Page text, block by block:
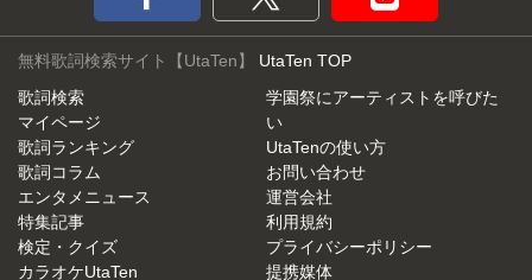
無料歌詞検索サイト【UtaTen】 UtaTen TOP
歌詞検索
マイページ
歌詞ランキング
歌詞コラム
エンタメニュース
特集記事
検定・クイズ
カラオケUtaTen
学園祭にアーティストを呼びた
い
UtaTenの使い方
お問い合わせ
運営会社
利用規約
プライバシーポリシー
提携媒体